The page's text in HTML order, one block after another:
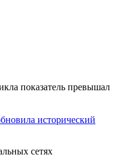
показатель превышал
исторический
сетях